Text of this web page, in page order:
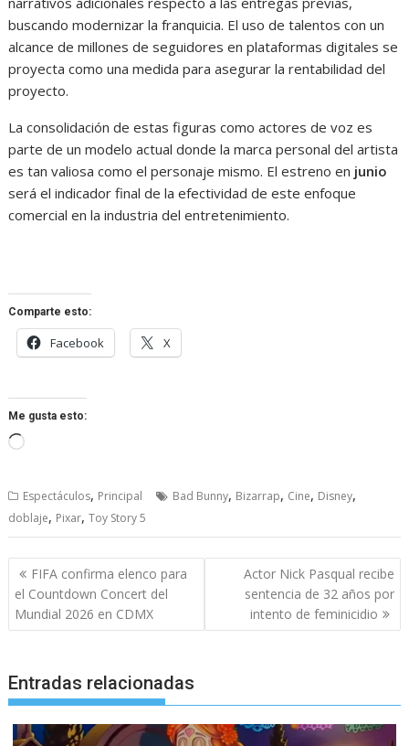
buscando modernizar la franquicia. El uso de talentos con un
alcance de millones de seguidores en plataformas digitales se
proyecta como una medida para asegurar la rentabilidad del
proyecto.
La consolidación de estas figuras como actores de voz es
parte de un modelo actual donde la marca personal del artista
es tan valiosa como el personaje mismo. El estreno en junio
será el indicador final de la efectividad de este enfoque
comercial en la industria del entretenimiento.
Comparte esto:
Facebook X
Me gusta esto:
Cargando...
Espectáculos, Principal Bad Bunny, Bizarrap, Cine, Disney,
doblaje, Pixar,Toy Story 5
Navegación
de
entradas
FIFA confirma elenco para
el Countdown Concert del
Mundial 2026 en CDMX
Actor Nick Pasqual recibe
sentencia de 32 años por
intento de feminicidio
Entradas relacionadas